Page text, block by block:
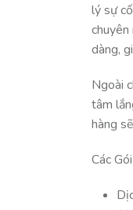
lý sự
dàng,
Ngoài
tâm
hàng
Các